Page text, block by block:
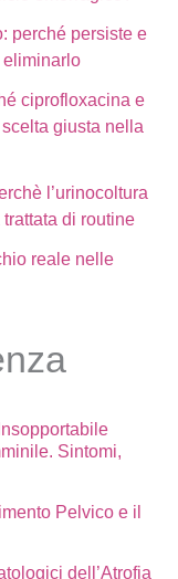
perché persiste e
eliminarlo
ciprofloxacina e
giusta nella
l’urinocoltura
di routine
reale nelle
Sintomi,
Pelvico e il
dell’Atrofia